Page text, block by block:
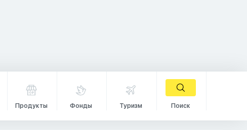
Продукты Фонды Туризм Поиск